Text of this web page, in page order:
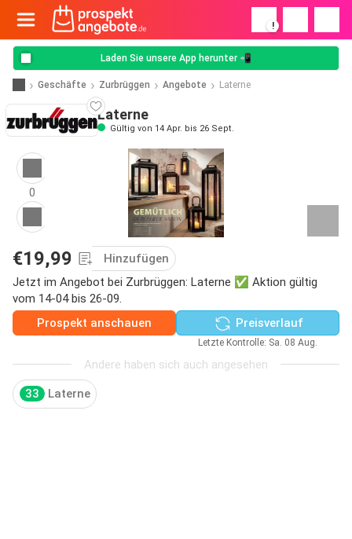
!
Laden Sie unsere App herunter 📲
Geschäfte Zurbrüggen Angebote Laterne
Laterne
Gültig von 14 Apr. bis 26 Sept.
0
€19,99
Hinzufügen
Jetzt im Angebot bei Zurbrüggen: Laterne ✅ Aktion gültig
vom 14-04 bis 26-09.
Prospekt anschauen
Preisverlauf
Letzte Kontrolle: Sa. 08 Aug.
Andere haben sich auch angesehen
33 Laterne